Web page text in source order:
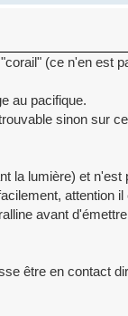
(ce n'en est
au pacifique.
sinon sur
la lumière) et n'est
attention
avant
être en contact